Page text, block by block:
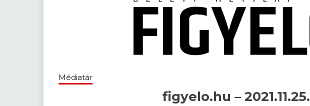
Médiatár
figyelo.hu – 2021.11.25.